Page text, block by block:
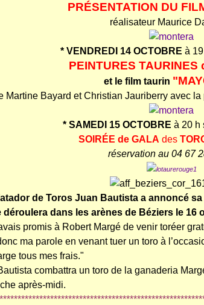
PRÉSENTATION DU
réalisateur Maurice
* VENDREDI 14 OCTOBRE à
PEINTURES TAURINES
et le film taurin
Martine Bayard et Christian Jauriberry avec
* SAMEDI 15 OCTOBRE à 20 h
SOIRÉE de GALA des
réservation au 04 67
de Toros Juan Bautista a annoncé
déroulera dans les arènes de Béziers le 16
promis à Robert Margé de venir toréer
ma parole en venant tuer un toro à
tous mes frais."
combattra un toro de la ganaderia
après-midi.